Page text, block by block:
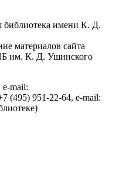
библиотека имени К. Д.
материалов сайта
им. К. Д. Ушинского
e-mail:
(495) 951-22-64, e-mail: